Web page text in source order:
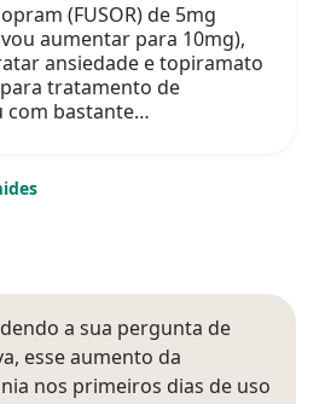
(FUSOR) de 5mg
aumentar para 10mg),
ansiedade e topiramato
tratamento de
com bastante…
a sua pergunta de
esse aumento da
nos primeiros dias de uso